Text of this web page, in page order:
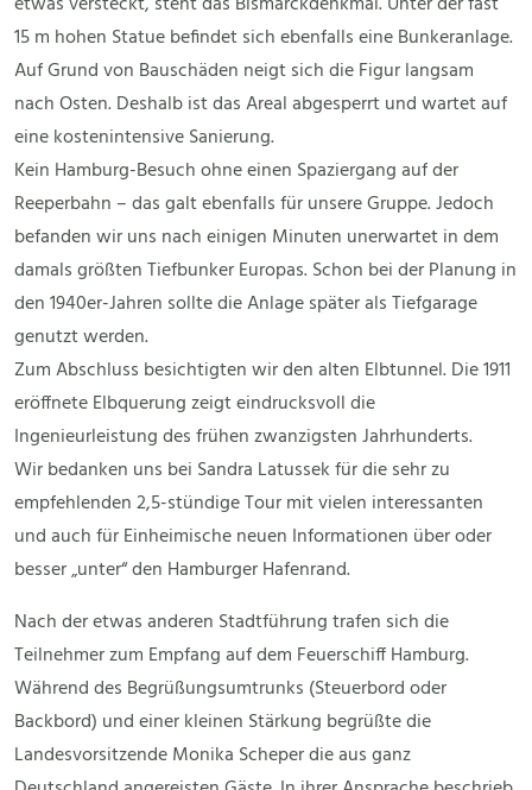
15 m hohen Statue befindet sich ebenfalls eine Bunkeranlage.
Auf Grund von Bauschäden neigt sich die Figur langsam
nach Osten. Deshalb ist das Areal abgesperrt und wartet auf
eine kostenintensive Sanierung.
Kein Hamburg-Besuch ohne einen Spaziergang auf der
Reeperbahn – das galt ebenfalls für unsere Gruppe. Jedoch
befanden wir uns nach einigen Minuten unerwartet in dem
damals größten Tiefbunker Europas. Schon bei der Planung in
den 1940er-Jahren sollte die Anlage später als Tiefgarage
genutzt werden.
Zum Abschluss besichtigten wir den alten Elbtunnel. Die 1911
eröffnete Elbquerung zeigt eindrucksvoll die
Ingenieurleistung des frühen zwanzigsten Jahrhunderts.
Wir bedanken uns bei Sandra Latussek für die sehr zu
empfehlenden 2,5-stündige Tour mit vielen interessanten
und auch für Einheimische neuen Informationen über oder
besser „unter“ den Hamburger Hafenrand.
Nach der etwas anderen Stadtführung trafen sich die
Teilnehmer zum Empfang auf dem Feuerschiff Hamburg.
Während des Begrüßungsumtrunks (Steuerbord oder
Backbord) und einer kleinen Stärkung begrüßte die
Landesvorsitzende Monika Scheper die aus ganz